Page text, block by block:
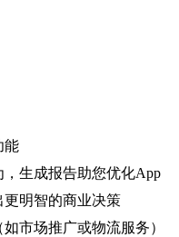
能
生成报告助您优化App
明智的商业决策
市场推广或物流服务）